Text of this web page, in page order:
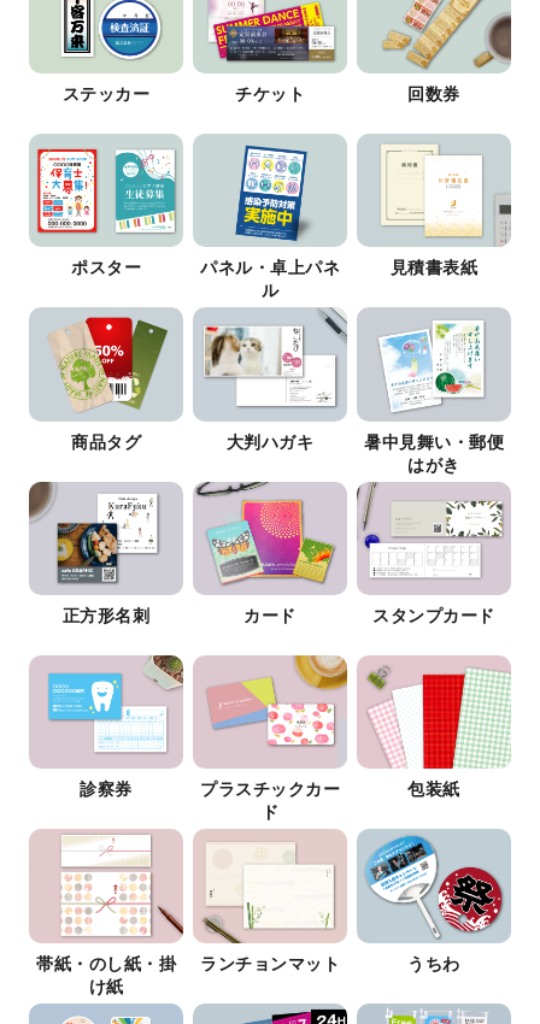
ステッカー チケット 回数券
ポスター
パネル・卓上パネ
ル
見積書表紙
商品タグ 大判ハガキ
暑中見舞い・郵便
はがき
正方形名刺 カード スタンプカード
診察券
プラスチックカー
ド
包装紙
帯紙・のし紙・掛
け紙
ランチョンマット うちわ